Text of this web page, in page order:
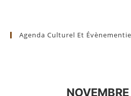
Agenda Culturel Et